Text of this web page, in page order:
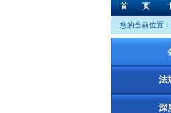
首 页
您的当前位置：
法
深